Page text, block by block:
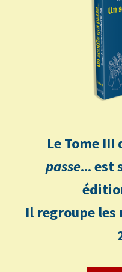
Le Tome III
passe... est
Il regroupe les